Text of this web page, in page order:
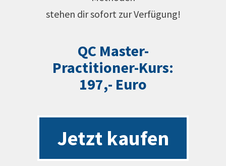
stehen dir sofort zur Verfügung!
QC Master-
Practitioner-Kurs:
197,- Euro
Jetzt kaufen